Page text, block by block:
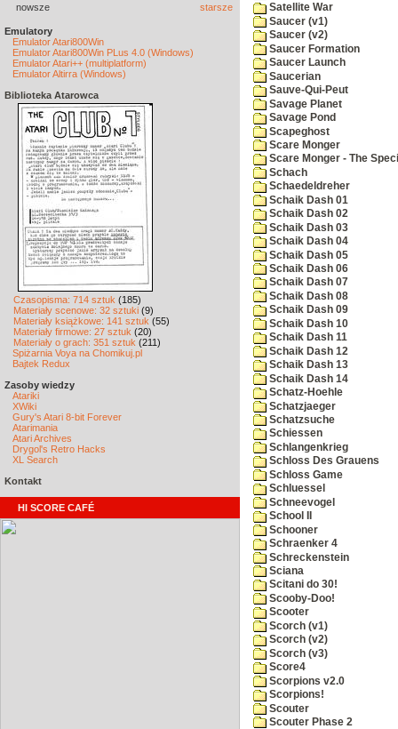
nowsze starsze
Emulatory
Emulator Atari800Win
Emulator Atari800Win PLus 4.0 (Windows)
Emulator Atari++ (multiplatform)
Emulator Altirra (Windows)
Biblioteka Atarowca
Czasopisma: 714 sztuk (185)
Materiały scenowe: 32 sztuki (9)
Materiały książkowe: 141 sztuk (55)
Materiały firmowe: 27 sztuk (20)
Materiały o grach: 351 sztuk (211)
Spiżarnia Voya na Chomikuj.pl
Bajtek Redux
Zasoby wiedzy
Atariki
XWiki
Gury's Atari 8-bit Forever
Atarimania
Atari Archives
Drygol's Retro Hacks
XL Search
Kontakt
HI SCORE CAFÉ
Satellite War
Saucer (v1)
Saucer (v2)
Saucer Formation
Saucer Launch
Saucerian
Sauve-Qui-Peut
Savage Planet
Savage Pond
Scapeghost
Scare Monger
Scare Monger - The
Schach
Schaedeldreher
Schaik Dash 01
Schaik Dash 02
Schaik Dash 03
Schaik Dash 04
Schaik Dash 05
Schaik Dash 06
Schaik Dash 07
Schaik Dash 08
Schaik Dash 09
Schaik Dash 10
Schaik Dash 11
Schaik Dash 12
Schaik Dash 13
Schaik Dash 14
Schatz-Hoehle
Schatzjaeger
Schatzsuche
Schiessen
Schlangenkrieg
Schloss Des Grauens
Schloss Game
Schluessel
Schneevogel
School II
Schooner
Schraenker 4
Schreckenstein
Sciana
Scitani do 30!
Scooby-Doo!
Scooter
Scorch (v1)
Scorch (v2)
Scorch (v3)
Score4
Scorpions v2.0
Scorpions!
Scouter
Scouter Phase 2